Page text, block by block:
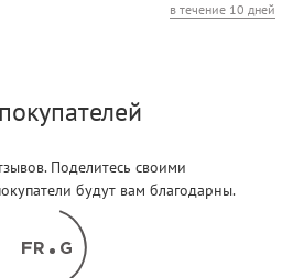
в течение 10 дней
Поделитесь своими
будут вам благодарны.